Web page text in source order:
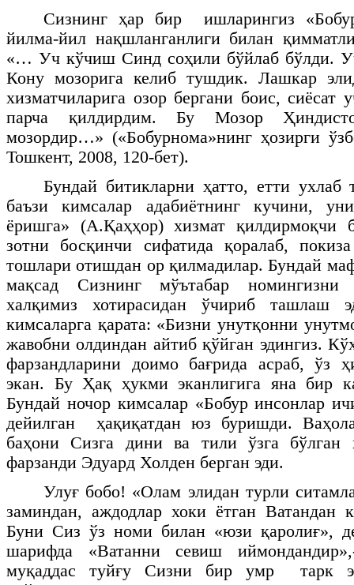
Сизнинг ҳар бир ишларингиз
йилма-йил нақшланганлиги билан
«… Уч кўчиш Синд соҳили бўйлаб бўлди.
Кону мозорига келиб тушдик. Лашкар
хизматчиларига озор бергани боис, сиёсат
парча қилдирдим. Бу Мозор
мозордир…» («Бобурнома»нинг ҳозирги
Тошкент, 2008, 120-бет).
Бундай битикларни ҳатто, етти
баъзи кимсалар адабиётнинг кучини,
ёришга» (А.Қаҳҳор) хизмат
зотни босқинчи сифатида қоралаб,
тошлари отишдан ор қилмадилар. Бундай
мақсад Сизнинг мўътабар номингизни
халқимиз хотирасидан ўчириб ташлаш
кимсаларга қарата: «Бизни унутқонни
жавобни олдиндан айтиб қўйган эдингиз.
фарзандларини доимо бағрида асраб, ўз
экан. Бу Ҳақ ҳукми эканлигига яна бир
Бундай ночор кимсалар «Бобур инсонлар
дейилган ҳақиқатдан юз буришди.
баҳони Сизга дини ва тили ўзга бўлган
фарзанди Эдуард Холден берган эди.
Улуғ бобо! «Олам элидан турли
заминдан, аждодлар хоки ётган Ватандан
Буни Сиз ўз номи билан «юзи қаролиғ»,
шарифда «Ватанни севиш
муқаддас туйғу Сизни бир умр тарк